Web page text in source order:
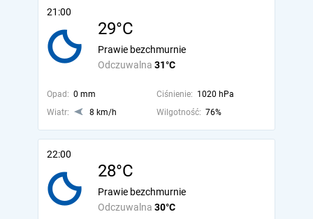
21:00
29°C
Odczuwalna 31°C
Prawie bezchmurnie
Opad: 0 mm Ciśnienie: 1020 hPa
Wiatr:
8 km/h Wilgotność: 76%
22:00
28°C
Odczuwalna 30°C
Prawie bezchmurnie